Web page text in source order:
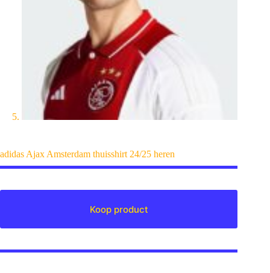
adidas Ajax Amsterdam thuisshirt 24/25 heren
Koop product